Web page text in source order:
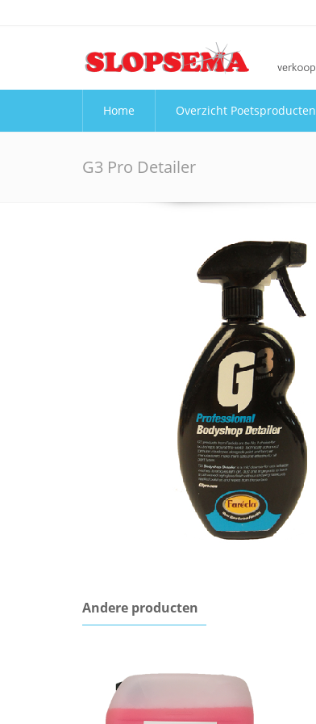
Home Overzicht Poetsproducten
G3 Pro Detailer
Andere producten